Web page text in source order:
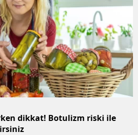
dikkat! Botulizm riski ile